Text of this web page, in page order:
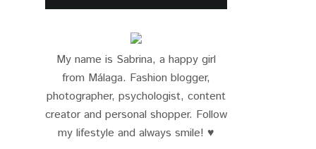
My name is Sabrina, a happy girl
from Málaga. Fashion blogger,
photographer, psychologist, content
creator and personal shopper. Follow
my lifestyle and always smile! ♥